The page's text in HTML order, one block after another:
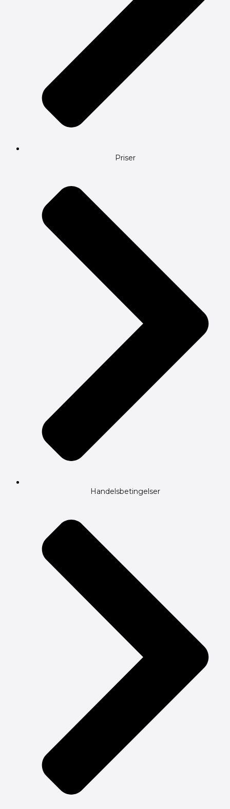
Priser
Handelsbetingelser